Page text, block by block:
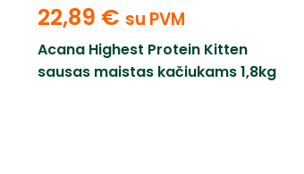
22,89 € su PVM
Acana Highest Protein Kitten
sausas maistas kačiukams 1,8kg